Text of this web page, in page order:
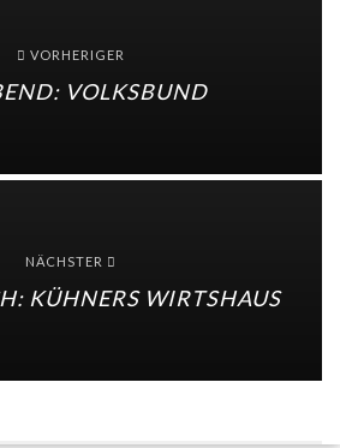
VORHERIGER
VOLKSBUND
NÄCHSTER
KÜHNERS WIRTSHAUS